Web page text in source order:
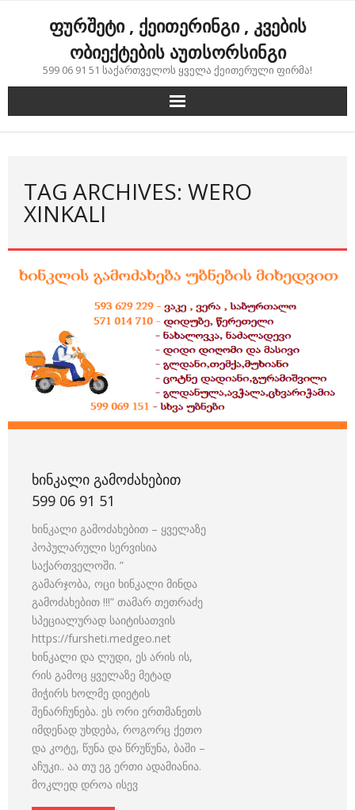
ფურშეტი , ქეითერინგი , კვების
ობიექტების აუთსორსინგი
599 06 91 51 საქართველოს ყველა ქეითერული ფირმა!
TAG ARCHIVES: WERO
XINKALI
ᲮᲘᲜᲙᲐᲚᲘ ᲒᲐᲛᲝᲫᲐᲮᲔᲑᲘᲗ
599 06 91 51
ხინკალი გამოძახებით – ყველაზე
პოპულარული სერვისია
საქართველოში. ”
გამარჯობა, ოცი ხინკალი მინდა
გამოძახებით !!!” თამარ თეთრაძე
სპეციალურად საიტისათვის
https://fursheti.medgeo.net
ხინკალი და ლუდი, ეს არის ის,
რის გამოც ყველაზე მეტად
მიჭირს ხოლმე დიეტის
შენარჩუნება. ეს ორი ერთმანეთს
იმდენად უხდება, როგორც ქეთო
და კოტე, წუნა და წრუწუნა, ბაში –
აჩუკი.. აა თუ ეგ ერთი ადამიანია.
მოკლედ დროა ისევ